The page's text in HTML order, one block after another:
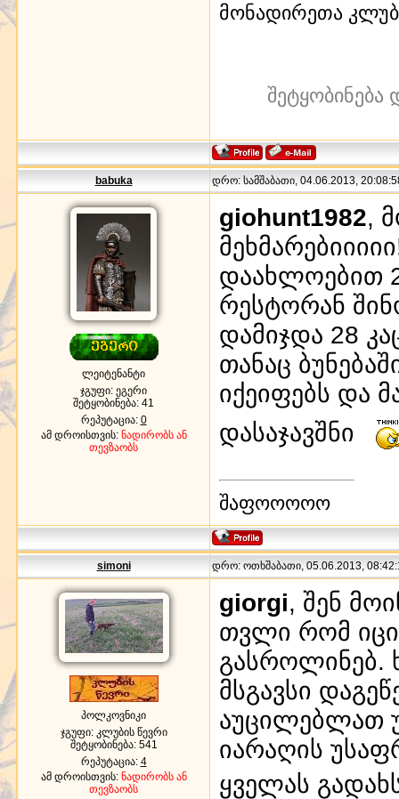
მონადირეთა
შეტყობინება
babuka დრო: სამშაბათი, 04.06.2013,
ლეიტენანტი
ჯგუფი: ეგერი
შეტყობინება: 41
რეპუტაცია: 0
ამ დროისთვის: ნადირობს ან
თევზაობს
giohunt1982,
დაახლოებით
რესტორან
დამიჯდა 28
თანაც
იქეიფებს და
დასაჯავშნი
შაფოოოოო
simoni დრო: ოთხშაბათი, 05.06.2013,
პოლკოვნიკი
ჯგუფი: კლუბის წევრი
შეტყობინება: 541
რეპუტაცია: 4
ამ დროისთვის: ნადირობს ან
თევზაობს
giorgi, შენ
თვლი რომ იცი
გასროლინებ.
მსგავსი
აუცილებლათ
იარაღის
ყველას